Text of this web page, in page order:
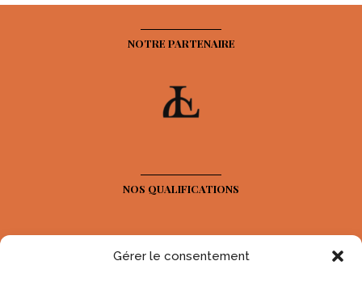
Gérer le consentement
NOTRE PARTENAIRE
NOS QUALIFICATIONS